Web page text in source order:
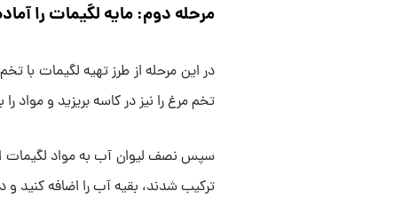
مرحله دوم: مایه لگیمات را
در این مرحله از طرز تهیه لگیمات با
تخم مرغ را نیز در کاسه بریزید و
سپس نصف لیوان آب به مواد لگیمات
ترکیب شدند، بقیه آب را اضافه کنید و